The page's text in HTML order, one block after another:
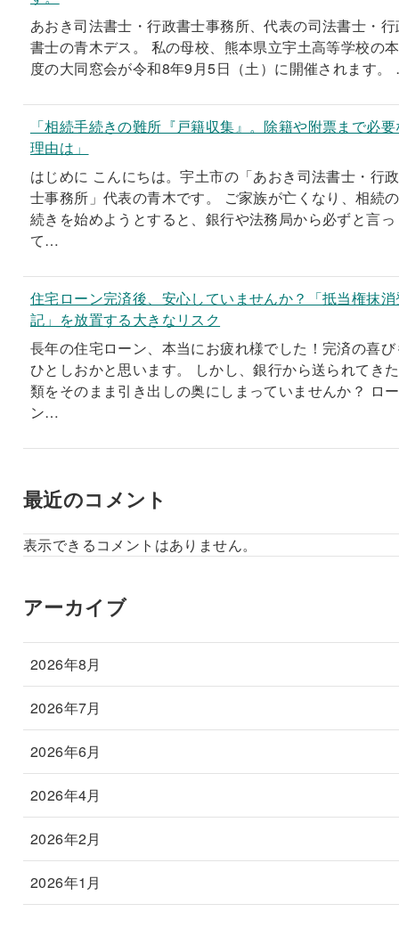
あおき司法書士・行政書士事務所、代表の司法書士・行
書士の青木デス。 私の母校、熊本県立宇土高等学校の
度の大同窓会が令和8年9月5日（土）に開催されます
「相続手続きの難所『戸籍収集』。除籍や附票まで必
理由は」
はじめに こんにちは。宇土市の「あおき司法書士・行
士事務所」代表の青木です。 ご家族が亡くなり、相続
続きを始めようとすると、銀行や法務局から必ずと言っ
て…
住宅ローン完済後、安心していませんか？「抵当権抹消
記」を放置する大きなリスク
長年の住宅ローン、本当にお疲れ様でした！完済の喜び
ひとしおかと思います。 しかし、銀行から送られてき
類をそのまま引き出しの奥にしまっていませんか？ ロー
ン…
最近のコメント
表示できるコメントはありません。
アーカイブ
2026年8月
2026年7月
2026年6月
2026年4月
2026年2月
2026年1月